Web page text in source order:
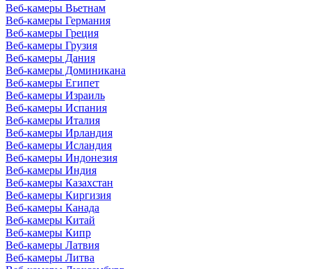
Веб-камеры Вьетнам
Веб-камеры Германия
Веб-камеры Греция
Веб-камеры Грузия
Веб-камеры Дания
Веб-камеры Доминикана
Веб-камеры Египет
Веб-камеры Израиль
Веб-камеры Испания
Веб-камеры Италия
Веб-камеры Ирландия
Веб-камеры Исландия
Веб-камеры Индонезия
Веб-камеры Индия
Веб-камеры Казахстан
Веб-камеры Киргизия
Веб-камеры Канада
Веб-камеры Китай
Веб-камеры Кипр
Веб-камеры Латвия
Веб-камеры Литва